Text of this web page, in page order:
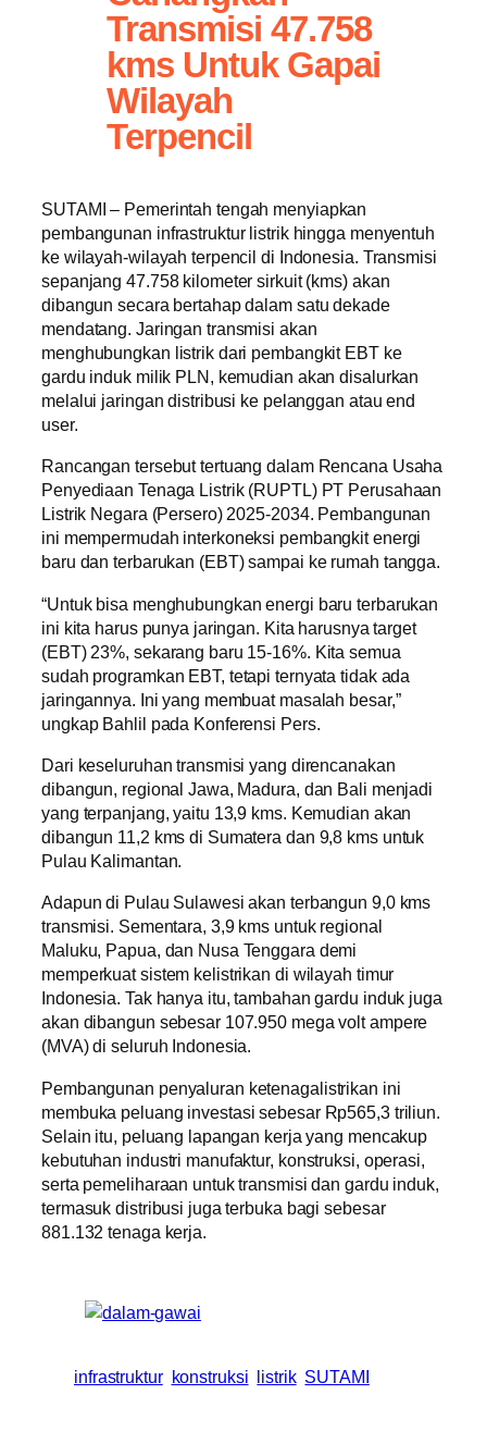
Transmisi 47.758
kms Untuk Gapai
Wilayah
Terpencil
SUTAMI – Pemerintah tengah menyiapkan
pembangunan infrastruktur listrik hingga menyentuh
ke wilayah-wilayah terpencil di Indonesia. Transmisi
sepanjang 47.758 kilometer sirkuit (kms) akan
dibangun secara bertahap dalam satu dekade
mendatang. Jaringan transmisi akan
menghubungkan listrik dari pembangkit EBT ke
gardu induk milik PLN, kemudian akan disalurkan
melalui jaringan distribusi ke pelanggan atau end
user.
Rancangan tersebut tertuang dalam Rencana Usaha
Penyediaan Tenaga Listrik (RUPTL) PT Perusahaan
Listrik Negara (Persero) 2025-2034. Pembangunan
ini mempermudah interkoneksi pembangkit energi
baru dan terbarukan (EBT) sampai ke rumah tangga.
“Untuk bisa menghubungkan energi baru terbarukan
ini kita harus punya jaringan. Kita harusnya target
(EBT) 23%, sekarang baru 15-16%. Kita semua
sudah programkan EBT, tetapi ternyata tidak ada
jaringannya. Ini yang membuat masalah besar,”
ungkap Bahlil pada Konferensi Pers.
Dari keseluruhan transmisi yang direncanakan
dibangun, regional Jawa, Madura, dan Bali menjadi
yang terpanjang, yaitu 13,9 kms. Kemudian akan
dibangun 11,2 kms di Sumatera dan 9,8 kms untuk
Pulau Kalimantan.
Adapun di Pulau Sulawesi akan terbangun 9,0 kms
transmisi. Sementara, 3,9 kms untuk regional
Maluku, Papua, dan Nusa Tenggara demi
memperkuat sistem kelistrikan di wilayah timur
Indonesia. Tak hanya itu, tambahan gardu induk juga
akan dibangun sebesar 107.950 mega volt ampere
(MVA) di seluruh Indonesia.
Pembangunan penyaluran ketenagalistrikan ini
membuka peluang investasi sebesar Rp565,3 triliun.
Selain itu, peluang lapangan kerja yang mencakup
kebutuhan industri manufaktur, konstruksi, operasi,
serta pemeliharaan untuk transmisi dan gardu induk,
termasuk distribusi juga terbuka bagi sebesar
881.132 tenaga kerja.
infrastruktur konstruksi listrik SUTAMI